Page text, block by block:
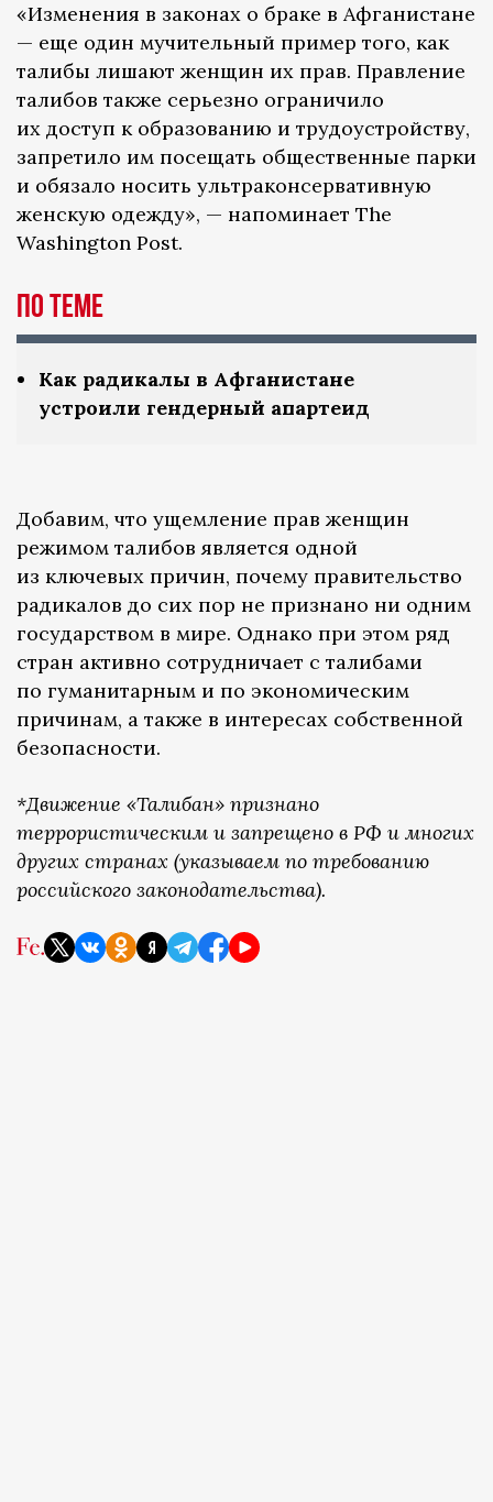
«Изменения в законах о браке в Афганистане
— еще один мучительный пример того, как
талибы лишают женщин их прав. Правление
талибов также серьезно ограничило
их доступ к образованию и трудоустройству,
запретило им посещать общественные парки
и обязало носить ультраконсервативную
женскую одежду», — напоминает The
Washington Post.
По теме
Как радикалы в Афганистане
устроили гендерный апартеид
Добавим, что ущемление прав женщин
режимом талибов является одной
из ключевых причин, почему правительство
радикалов до сих пор не признано ни одним
государством в мире. Однако при этом ряд
стран активно сотрудничает с талибами
по гуманитарным и по экономическим
причинам, а также в интересах собственной
безопасности.
*Движение «Талибан» признано
террористическим и запрещено в РФ и многих
других странах (указываем по требованию
российского законодательства).